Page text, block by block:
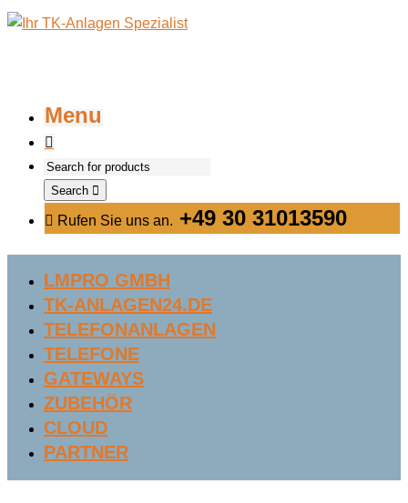
Menu
Search
Rufen Sie uns an. +49 30 31013590
LMPRO GMBH
TK-ANLAGEN24.DE
TELEFONANLAGEN
TELEFONE
GATEWAYS
ZUBEHÖR
CLOUD
PARTNER